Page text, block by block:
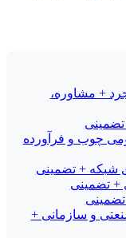
+ مشاوره،
تضمینی
چوب و فرآورده
شبکه + تضمینی
+ تضمینی
تضمینی
و سازمانی +